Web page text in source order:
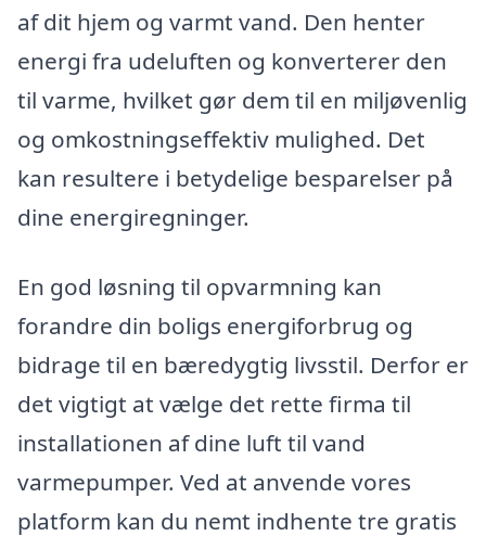
af dit hjem og varmt vand. Den henter
energi fra udeluften og konverterer den
til varme, hvilket gør dem til en miljøvenlig
og omkostningseffektiv mulighed. Det
kan resultere i betydelige besparelser på
dine energiregninger.
En god løsning til opvarmning kan
forandre din boligs energiforbrug og
bidrage til en bæredygtig livsstil. Derfor er
det vigtigt at vælge det rette firma til
installationen af dine luft til vand
varmepumper. Ved at anvende vores
platform kan du nemt indhente tre gratis